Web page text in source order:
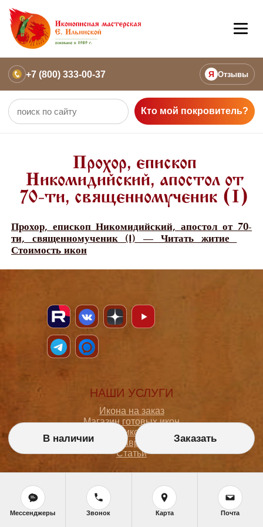
+7 (800) 333-00-37 Я Отзывы
Кто мой покровитель?
Прохор, епископ
Никомидийский, апостол от
70-ти, священномученик (I)
Прохор, епископ Никомидийский, апостол от 70-
ти, священномученик (I) — Читать житие
Стоимость икон
НАШИ УСЛУГИ
Икона на заказ
Магазин готовых икон
Школа иконописи
Реставрация
Статьи
ПОКУПАТЕЛЮ
О мастерской
Как сделать заказ
В наличии Заказать
Мессенджеры Звонок Карта Почта